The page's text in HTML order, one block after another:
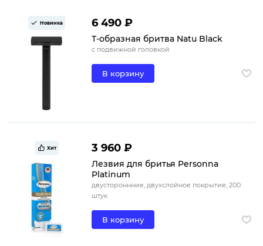
Новинка 6 490 ₽
Т-образная бритва Natu Black
с подвижной головкой
В корзину
Хит 3 960 ₽
Лезвия для бритья Personna
Platinum
двустороннние, двухслойное покрытие, 200
штук
В корзину